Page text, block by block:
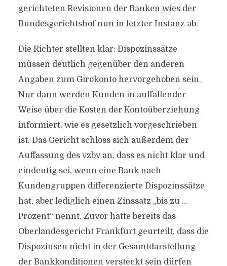
gerichteten Revisionen der Banken wies der
Bundesgerichtshof nun in letzter Instanz ab.
Die Richter stellten klar: Dispozinssätze
müssen deutlich gegenüber den anderen
Angaben zum Girokonto hervorgehoben sein.
Nur dann werden Kunden in auffallender
Weise über die Kosten der Kontoüberziehung
informiert, wie es gesetzlich vorgeschrieben
ist. Das Gericht schloss sich außerdem der
Auffassung des vzbv an, dass es nicht klar und
eindeutig sei, wenn eine Bank nach
Kundengruppen differenzierte Dispozinssätze
hat, aber lediglich einen Zinssatz „bis zu …
Prozent“ nennt. Zuvor hatte bereits das
Oberlandesgericht Frankfurt geurteilt, dass die
Dispozinsen nicht in der Gesamtdarstellung
der Bankkonditionen versteckt sein dürfen